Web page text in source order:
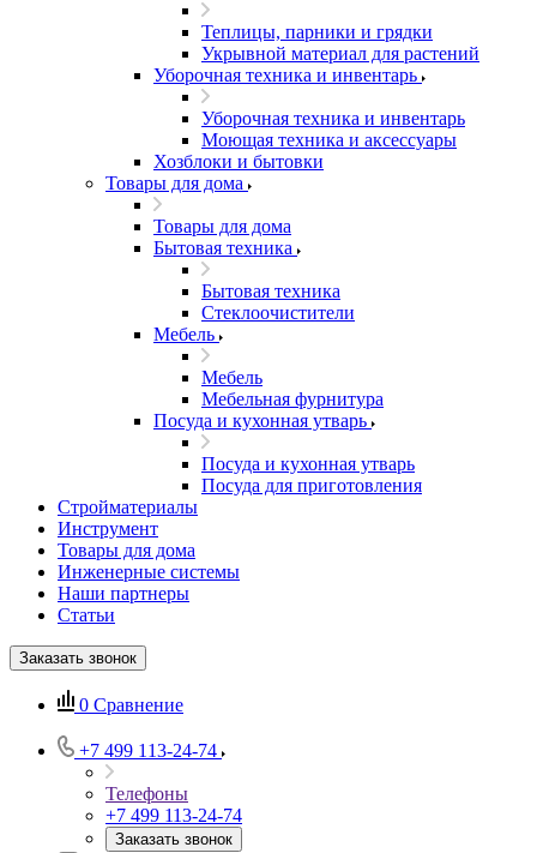
Теплицы, парники и грядки
Укрывной материал для растений
Уборочная техника и инвентарь
Уборочная техника и инвентарь
Моющая техника и аксессуары
Хозблоки и бытовки
Товары для дома
Товары для дома
Бытовая техника
Бытовая техника
Стеклоочистители
Мебель
Мебель
Мебельная фурнитура
Посуда и кухонная утварь
Посуда и кухонная утварь
Посуда для приготовления
Стройматериалы
Инструмент
Товары для дома
Инженерные системы
Наши партнеры
Статьи
Заказать звонок
0 Сравнение
+7 499 113-24-74
Телефоны
+7 499 113-24-74
Заказать звонок